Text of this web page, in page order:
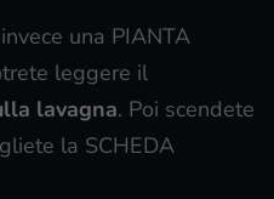
una PIANTA
leggere il
lavagna. Poi scendete
la SCHEDA